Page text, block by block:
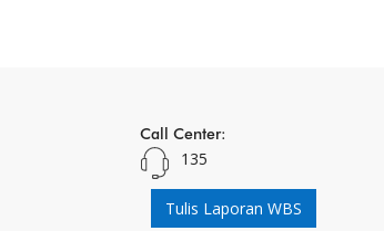
Call Center:
135
Tulis Laporan WBS